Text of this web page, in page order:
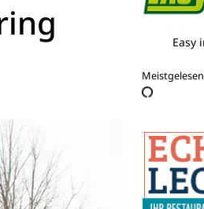
Meistgelesen